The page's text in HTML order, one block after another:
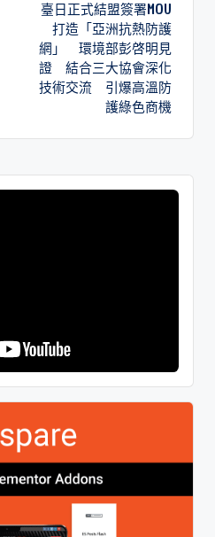
臺日正式結盟簽署MOU
打造「亞洲抗熱防護
網」 環境部彭啓明見
證 結合三大協會深化
技術交流 引爆高溫防
護綠色商機